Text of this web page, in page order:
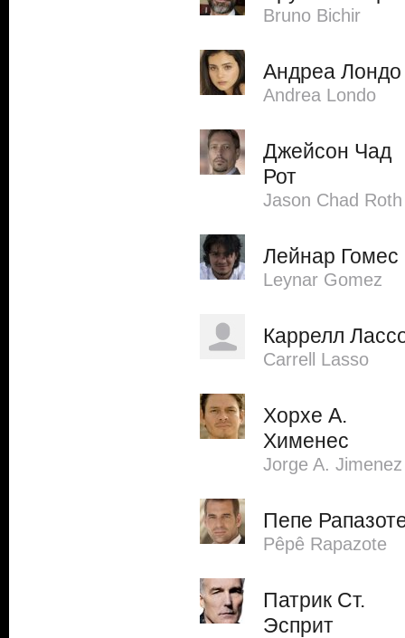
Bruno Bichir
Андреа Лондо
Andrea Londo
Джейсон Чад
Рот
Jason Chad Roth
Лейнар Гомес
Leynar Gomez
Каррелл
Carrell Lasso
Хорхе А.
Хименес
Jorge A. Jimenez
Пепе
Pêpê Rapazote
Патрик Ст.
Эсприт